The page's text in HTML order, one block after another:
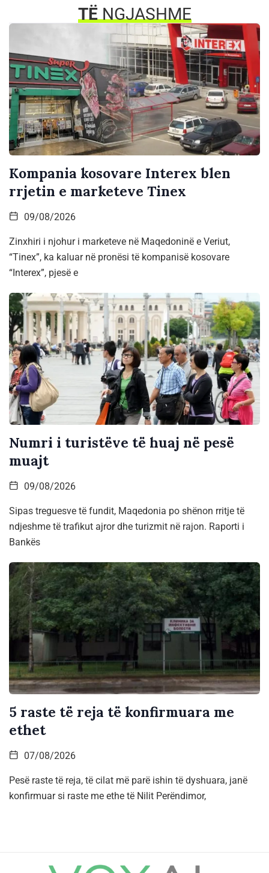
TËNGJASHME
Kompania kosovare Interex blen
rrjetin e marketeve Tinex
09/08/2026
Zinxhiri i njohur i marketeve në Maqedoninë e Veriut,
“Tinex”, ka kaluar në pronësi të kompanisë kosovare
“Interex”, pjesë e
Numri i turistëve të huaj në pesë
muajt
09/08/2026
Sipas treguesve të fundit, Maqedonia po shënon rritje të
ndjeshme të trafikut ajror dhe turizmit në rajon. Raporti i
Bankës
5 raste të reja të konfirmuara me
ethet
07/08/2026
Pesë raste të reja, të cilat më parë ishin të dyshuara, janë
konfirmuar si raste me ethe të Nilit Perëndimor,